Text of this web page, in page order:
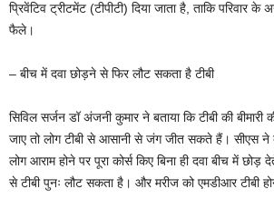
प्रिवेंटिव ट्रीटमेंट (टीपीटी) दिया जाता है, ताकि परिवार के
फैले।
– बीच में दवा छोड़ने से फिर लौट सकता है टीबी
सिविल सर्जन डॉ अंजनी कुमार ने बताया कि टीबी की
जाए तो लोग टीबी से आसानी से जंग जीत सकते हैं। सीएस ने
लोग आराम होने पर पूरा कोर्स किए बिना ही दवा बीच में
से टीबी पुनः लौट सकता है। और मरीज को एमडीआर टीबी